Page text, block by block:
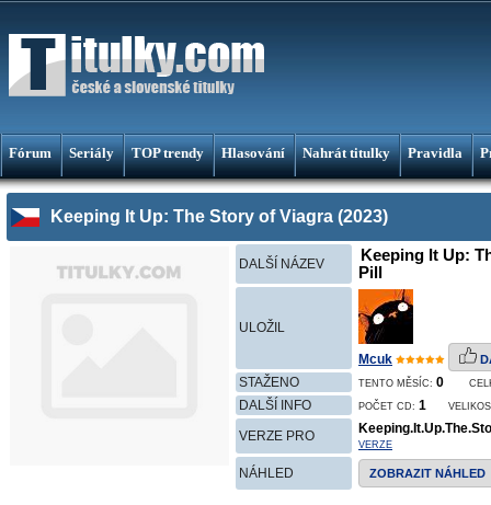
Fórum Seriály TOP trendy Hlasování Nahrát titulky Pravidla
Keeping It Up: The Story of Viagra (2023)
DALŠÍ NÁZEV
Keeping It Up:
Pill
ULOŽIL
Mcuk
STAŽENO TENTO MĚSÍC: 0
DALŠÍ INFO POČET CD: 1
VERZE PRO
VERZE
NÁHLED ZOBRAZIT NÁHLED